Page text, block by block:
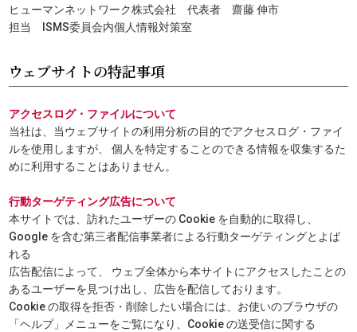
ヒューマンネットワーク株式会社 代表者 齋藤 伸市
担当 ISMS委員会内個人情報対策室
ウェブサイトの特記事項
アクセスログ・ファイルについて
当社は、当ウェブサイトの利用分析の目的でアクセスログ・ファイ
ルを使用しますが、 個人を特定することのできる情報を収集するた
めに利用することはありません。
行動ターゲティング広告について
本サイトでは、訪れたユーザーの Cookie を自動的に取得し、
Google を含む第三者配信事業者による行動ターゲティングとよば
れる
広告配信によって、 ウェブ全体から本サイトにアクセスしたことの
あるユーザーを見つけ出し、広告を配信しております。
Cookie の取得を拒否・削除したい場合には、お使いのブラウザの
「ヘルプ」メニューをご覧になり、Cookie の送受信に関する